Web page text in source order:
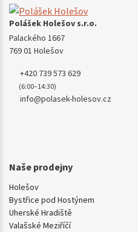
Polášek Holešov s.r.o.
Palackého 1667
769 01 Holešov
+420 739 573 629
(6:00–14:30)
info@polasek-holesov.cz
Naše prodejny
Holešov
Bystřice pod Hostýnem
Uherské Hradiště
Valašské Meziříčí